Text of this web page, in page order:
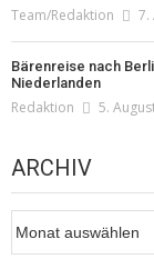
Team/Redaktion 7.
Bärenreise nach
Niederlanden
Redaktion 5.
ARCHIV